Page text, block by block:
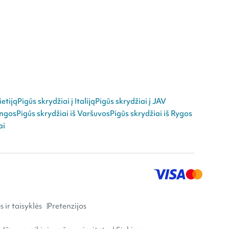
Pigūs skrydžiai į ItalijąPigūs skrydžiai į JAV
Pigūs skrydžiai iš VaršuvosPigūs skrydžiai iš Rygos
ir taisyklės Pretenzijos